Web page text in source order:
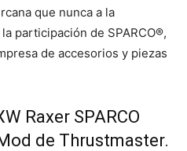
que nunca a la
participación de SPARCO®,
de accesorios y piezas
Raxer SPARCO
de Thrustmaster.